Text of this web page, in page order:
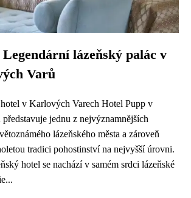
lázeňský palác v
Varů
v Karlových Varech Hotel Pupp v
jednu z nejvýznamnějších
lázeňského města a zároveň
tradici pohostinství na nejvyšší úrovni.
hotel se nachází v samém srdci lázeňské